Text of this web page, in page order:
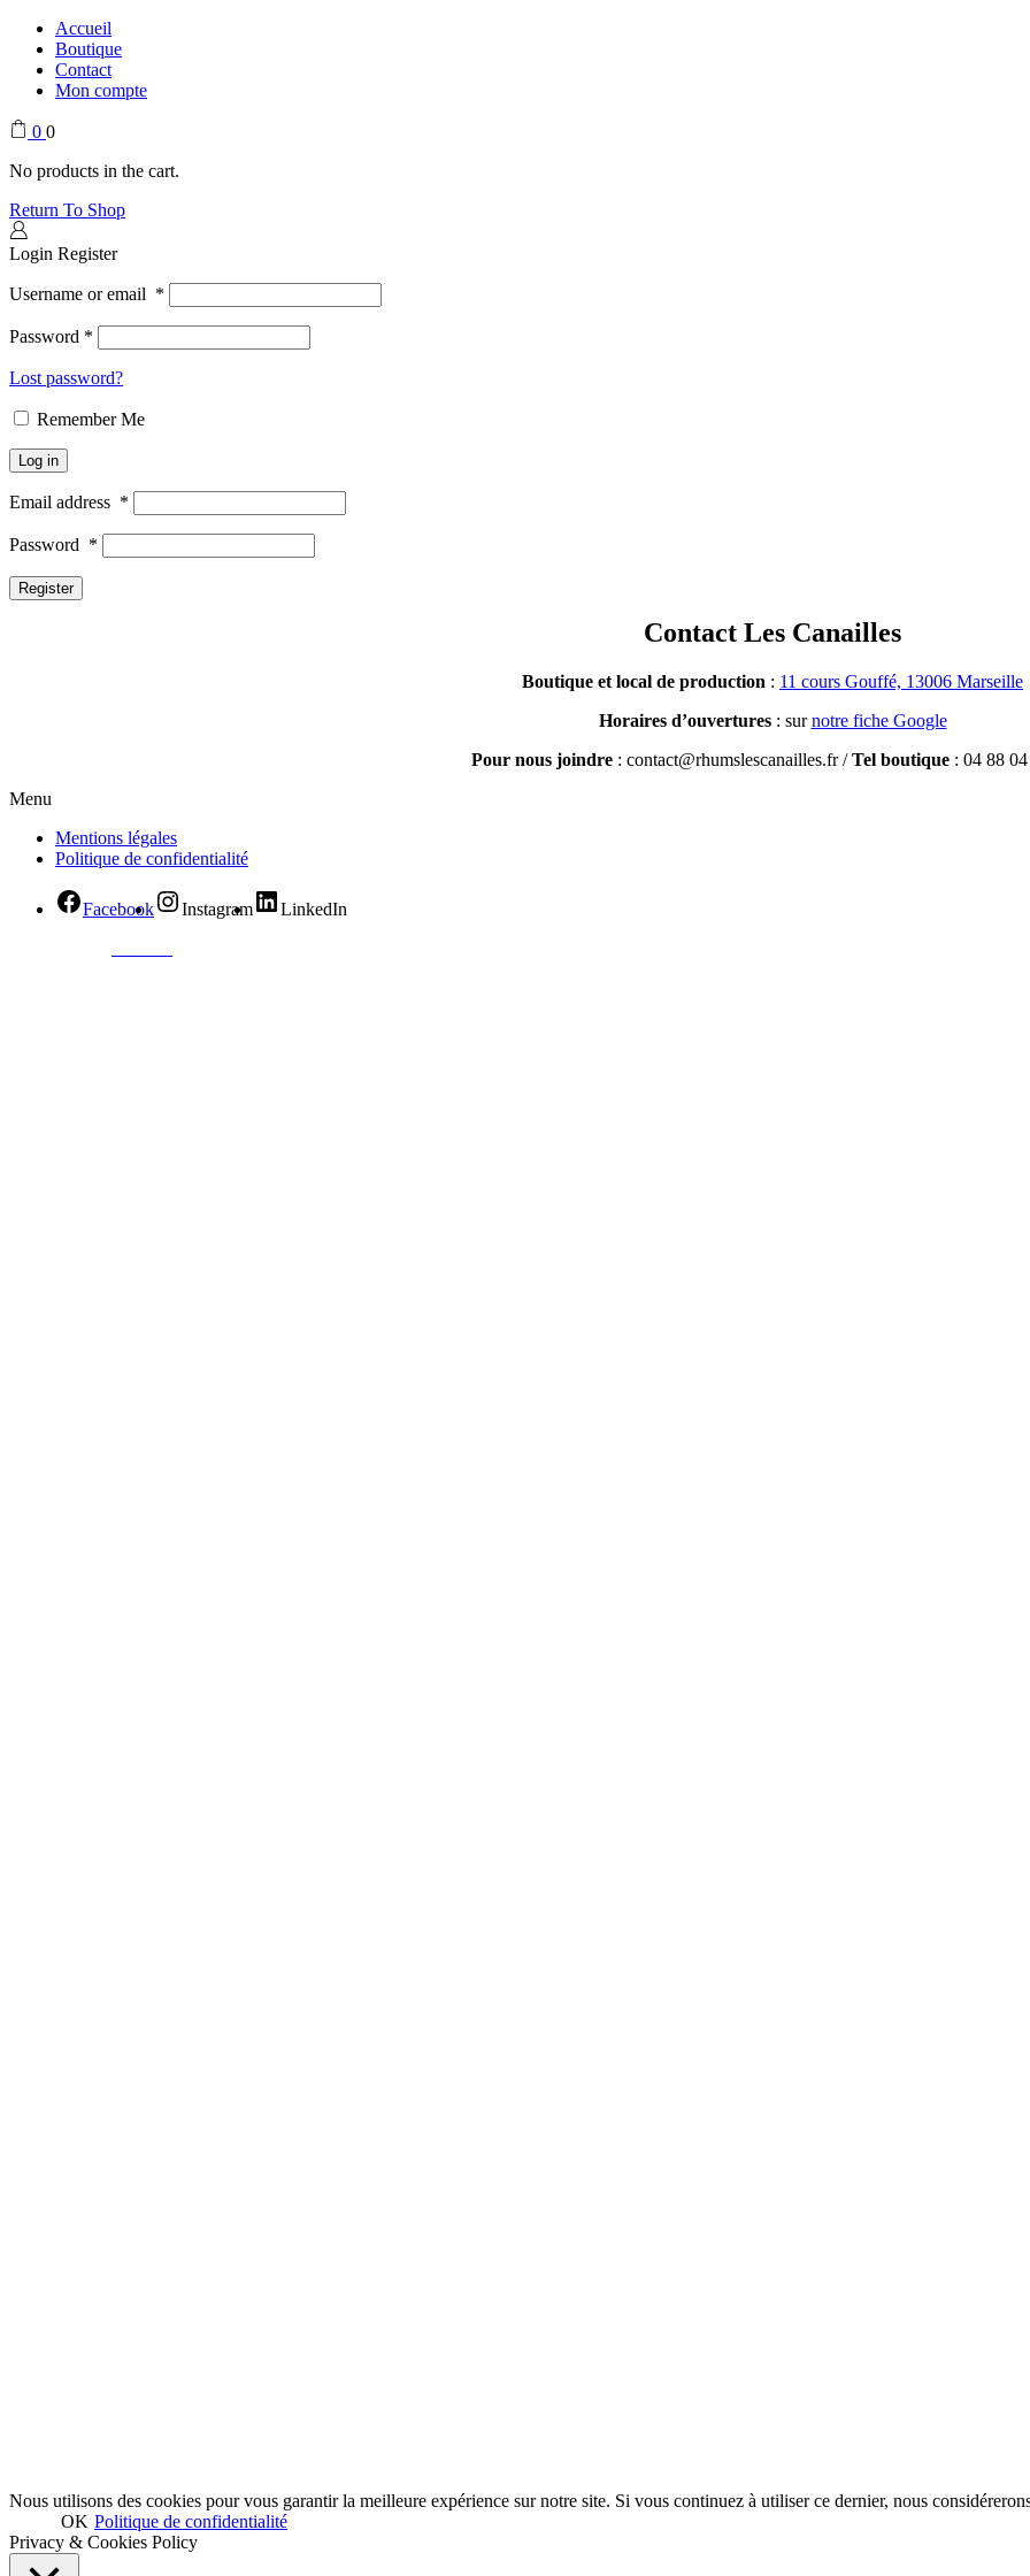
Accueil
Boutique
Contact
Mon compte
0 0
No products in the cart.
Return To Shop
Login Register
Username or email *
Password *
Lost password?
Remember Me
Log in
Email address *
Password *
Register
Contact Les Canailles
Boutique et local de production : 11 cours Gouffé, 13006 Marseille
Horaires d’ouvertures: surnotre fiche Google
Pour nous joindre : contact@rhumslescanailles.fr/Tel boutique : 04 88
Menu
Mentions légales
Politique de confidentialité
Facebook Instagram
LinkedIn
Nous utilisons des cookies pour vous garantir la meilleure expérience sur notre site. Si vous continuez à utiliser ce dernier, nous
OK Politique de confidentialité
Privacy & Cookies Policy